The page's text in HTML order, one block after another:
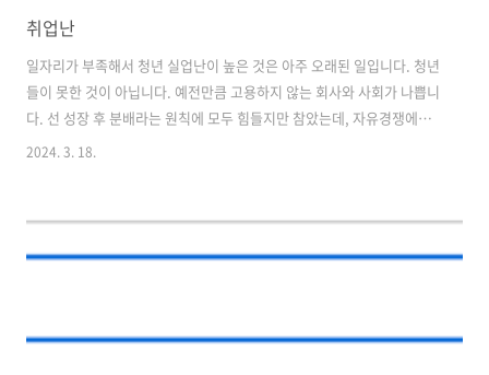
취업난
일자리가 부족해서 청년 실업난이 높은 것은 아주 오래된 일입니다. 청년
들이 못한 것이 아닙니다. 예전만큼 고용하지 않는 회사와 사회가 나쁩니
다. 선 성장 후 분배라는 원칙에 모두 힘들지만 참았는데, 자유경쟁에서
살아남기 위한 어쩔 수 없는 선택이라 합니다. 그리려면서도 중소기업이
초중고등학교 학생이 줄었고 교사 수도 줄이는데 해결책으로 신규 채용
을 줄이는 것으로 선택했습니다. 모든 잘못은 어른들이 해 놓고 청년들에
2024. 3. 18.